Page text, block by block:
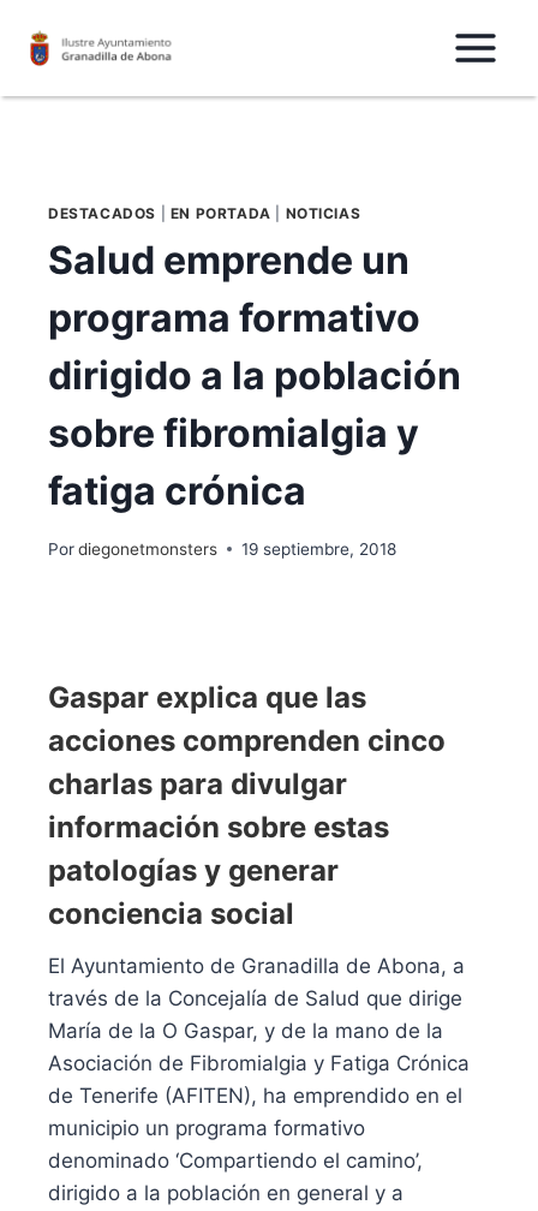
DESTACADOS EN PORTADA NOTICIAS
Salud emprende un
programa formativo
dirigido a la población
sobre fibromialgia y
fatiga crónica
Pordiegonetmonsters 19 septiembre, 2018
Gaspar explica que las
acciones comprenden cinco
charlas para divulgar
información sobre estas
patologías y generar
conciencia social
El Ayuntamiento de Granadilla de Abona, a
través de la Concejalía de Salud que dirige
María de la O Gaspar, y de la mano de la
Asociación de Fibromialgia y Fatiga Crónica
de Tenerife (AFITEN), ha emprendido en el
municipio un programa formativo
denominado ‘Compartiendo el camino’,
dirigido a la población en general y a